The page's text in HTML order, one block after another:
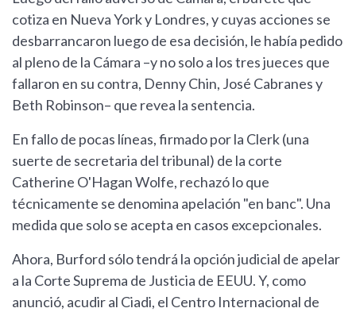
cotiza en Nueva York y Londres, y cuyas acciones se
desbarrancaron luego de esa decisión, le había pedido
al pleno de la Cámara –y no solo a los tres jueces que
fallaron en su contra, Denny Chin, José Cabranes y
Beth Robinson– que revea la sentencia.
En fallo de pocas líneas, firmado por la Clerk (una
suerte de secretaria del tribunal) de la corte
Catherine O'Hagan Wolfe, rechazó lo que
técnicamente se denomina apelación "en banc". Una
medida que solo se acepta en casos excepcionales.
Ahora, Burford sólo tendrá la opción judicial de apelar
a la Corte Suprema de Justicia de EEUU. Y, como
anunció, acudir al Ciadi, el Centro Internacional de